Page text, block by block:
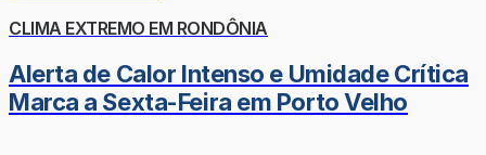
CLIMA EXTREMO EM RONDÔNIA
Alerta de Calor Intenso e Umidade Crítica
Marca a Sexta-Feira em Porto Velho